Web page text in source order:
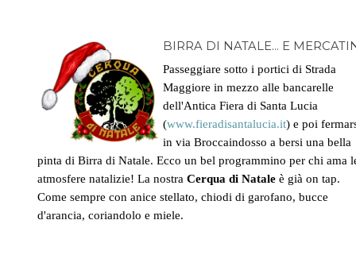
BIRRA DI NATALE... E
Passeggiare sotto i portici di Strada
Maggiore in mezzo alle bancarelle
dell'Antica Fiera di Santa Lucia
(www.fieradisantalucia.it) e poi
in via Broccaindosso a bersi una bella
pinta di Birra di Natale. Ecco un bel programmino per chi ama
atmosfere natalizie! La nostraCerqua di Natale è già on tap.
Come sempre con anice stellato, chiodi di garofano, bucce
d'arancia, coriandolo e miele.